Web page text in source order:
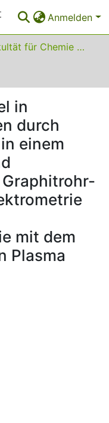
Anmelden
03 Fakultät für Chemie und Chemische Biologie
in
durch
einem
mit dem
Plasma